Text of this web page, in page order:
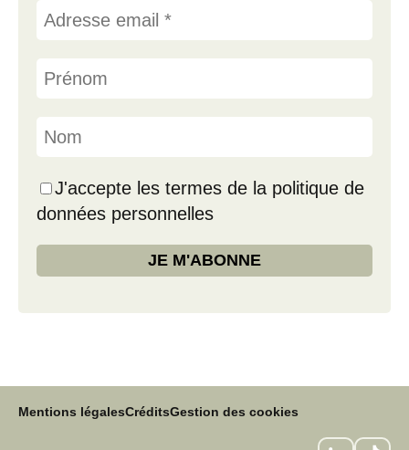
J'accepte les termes de la politique de
données personnelles
Mentions légalesCréditsGestion des cookies